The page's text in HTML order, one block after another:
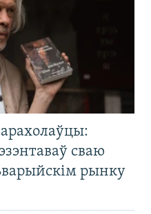
сваю
рынку